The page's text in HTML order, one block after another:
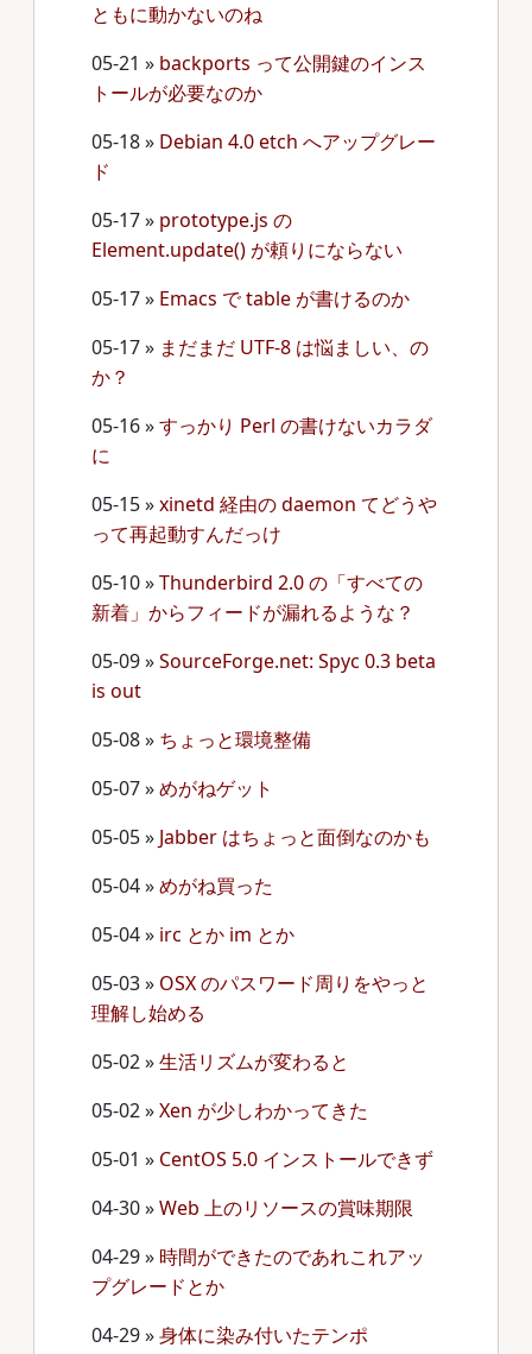
ともに動かないのね
05-21 » backports って公開鍵のインス
トールが必要なのか
05-18» Debian 4.0 etch へアップグレー
ド
05-17» prototype.js の
Element.update() が頼りにならない
05-17» Emacs で table が書けるのか
05-17» まだまだ UTF-8 は悩ましい、の
か？
05-16»すっかり Perl の書けないカラダ
に
05-15»xinetd 経由の daemon てどうや
って再起動すんだっけ
05-10»Thunderbird 2.0 の「すべての
新着」からフィードが漏れるような？
05-09»SourceForge.net: Spyc 0.3 beta
is out
05-08» ちょっと環境整備
05-07»めがねゲット
05-05» Jabber はちょっと面倒なのかも
05-04»めがね買った
05-04» irc とか im とか
05-03» OSX のパスワード周りをやっと
理解し始める
05-02»生活リズムが変わると
05-02»Xen が少しわかってきた
05-01 » CentOS 5.0 インストールできず
04-30»Web 上のリソースの賞味期限
04-29» 時間ができたのであれこれアッ
プグレードとか
04-29»身体に染み付いたテンポ